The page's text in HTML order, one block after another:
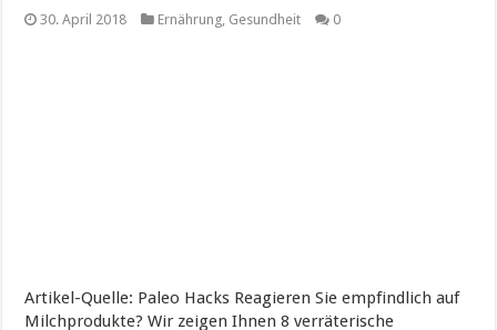
30. April 2018 Ernährung Gesundheit 0
Artikel-Quelle: Paleo Hacks Reagieren Sie empfindlich auf
Milchprodukte? Wir zeigen Ihnen 8 verräterische